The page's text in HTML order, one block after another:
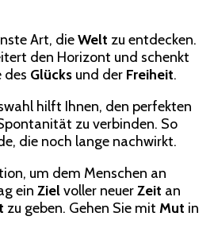
Art, dieWelt zu entdecken.
den Horizont und schenkt
des Glücks und der Freiheit.
hilft Ihnen, den perfekten
zu verbinden. So
die noch lange nachwirkt.
um dem Menschen an
ein Zielvoller neuerZeit an
zu geben. Gehen Sie mit Mut in